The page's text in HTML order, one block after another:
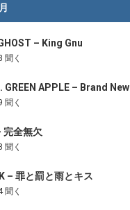
– King Gnu
聞く
GREEN APPLE – Brand New
聞く
完全無欠
聞く
– 罪と罰と雨とキス
聞く